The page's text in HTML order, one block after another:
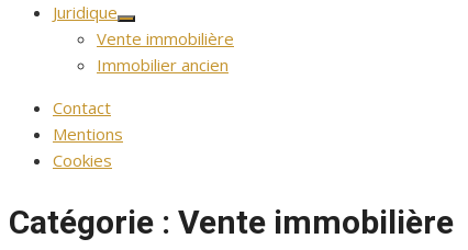
Juridique
Afficher
le
sous-
menu
Vente immobilière
Immobilier ancien
Contact
Mentions
Cookies
Catégorie : Vente immobilière